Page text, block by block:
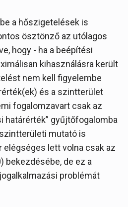
a hőszigetelések is
ösztönző az utólagos
hogy - ha a beépítési
kihasználásra került
nem kell figyelembe
és a szintterület
fogalomzavart csak az
határérték” gyűjtőfogalomba
mutató is
elégséges lett volna csak az
bekezdésébe, de ez a
problémát